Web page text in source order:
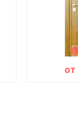
от